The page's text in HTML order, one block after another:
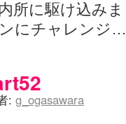
所に駆け込み
ンにチャレンジ
: g_ogasawara